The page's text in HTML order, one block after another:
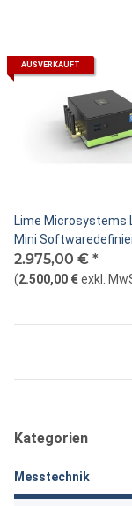
AUSVERKAUFT
Lime Microsystems
Mini
Funkplattform
2.975,00 € *
(2.500,00 €exkl.
Kategorien
Messtechnik